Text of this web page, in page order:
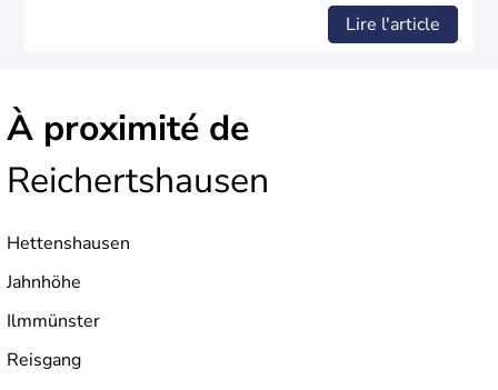
Lire l'article
À proximité de
Reichertshausen
Hettenshausen
Jahnhöhe
Ilmmünster
Reisgang